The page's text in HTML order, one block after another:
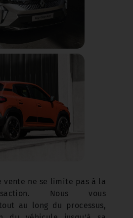
vente ne se limite pas à la
Nous vous
au long du processus,